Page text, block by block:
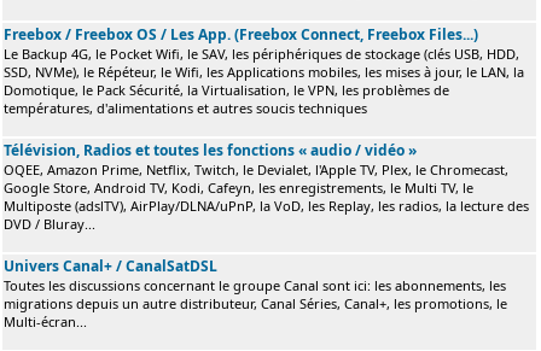
Freebox / Freebox OS / Les App. (Freebox Connect, Freebox Files...)
Le Backup 4G, le Pocket Wifi, le SAV, les périphériques de stockage (clés USB, HDD,
SSD, NVMe), le Répéteur, le Wifi, les Applications mobiles, les mises à jour, le LAN, la
Domotique, le Pack Sécurité, la Virtualisation, le VPN, les problèmes de
températures, d'alimentations et autres soucis techniques
Télévision, Radios et toutes les fonctions « audio / vidéo »
OQEE, Amazon Prime, Netflix, Twitch, le Devialet, l'Apple TV, Plex, le Chromecast,
Google Store, Android TV, Kodi, Cafeyn, les enregistrements, le Multi TV, le
Multiposte (adslTV), AirPlay/DLNA/uPnP, la VoD, les Replay, les radios, la lecture des
DVD / Bluray...
Univers Canal+ / CanalSatDSL
Toutes les discussions concernant le groupe Canal sont ici: les abonnements, les
migrations depuis un autre distributeur, Canal Séries, Canal+, les promotions, le
Multi-écran...